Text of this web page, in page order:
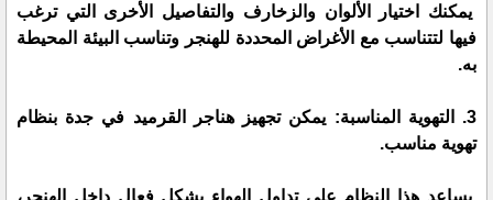
يمكنك اختيار الألوان والزخارف والتفاصيل الأخرى التي ترغب
فيها لتتناسب مع الأغراض المحددة للهنجر وتناسب البيئة المحيطة
به.
3. التهوية المناسبة: يمكن تجهيز هناجر القرميد في جدة بنظام
تهوية مناسب.
يساعد هذا النظام على تداول الهواء بشكل فعال داخل الهنجر،